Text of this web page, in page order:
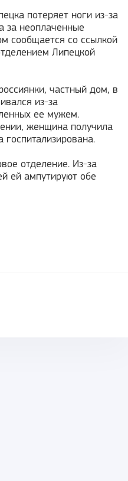
потеряет ноги из-за
за неоплаченные
сообщается со ссылкой
Липецкой
частный дом, в
из-за
ее мужем.
женщина получила
отделение. Из-за
ей ампутируют обе